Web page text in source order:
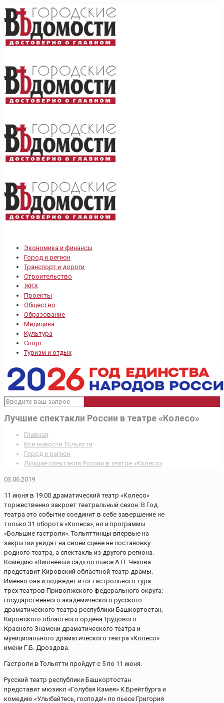
Экономика и финансы
Город и регион
Транспорт и дороги
Строительство
ЖКХ
Проекты
Общество
Образование
Медицина
Культура
Спорт
Туризм и отдых
Лучшие спектакли России в театре «Колесо»
Главная
Все новости Тольятти
Город и регион
Лучшие спектакли России в театре «Колесо»
03.06.2019
11 июня в 19.00 драматический театр «Колесо»
торжественно закроет театральный сезон. В Год
театра это событие соединит в себе завершение не
только 31 оборота «Колеса», но и программы
«Большие гастроли». Тольяттинцы впервые на
закрытии увидят на своей сцене не постановку
родного театра, а спектакль из другого региона.
Комедию «Вишневый сад» по пьесе А.П. Чехова
представит Кировский областной театр драмы.
Именно она и подведет итог гастрольного тура
трех театров Приволжского федерального округа:
государственного академического русского
драматического театра республики Башкортостан,
Кировского областного ордена Трудового
Красного Знамени драматического театра и
муниципального драматического театра «Колесо»
имени Г.Б. Дроздова.
Гастроли в Тольятти пройдут с 5 по 11 июня.
Русский театр республики Башкортостан
представит мюзикл «Голубая Камея» К.Брейтбурга и
комедию «Улыбайтесь, господа!» по пьесе Григория